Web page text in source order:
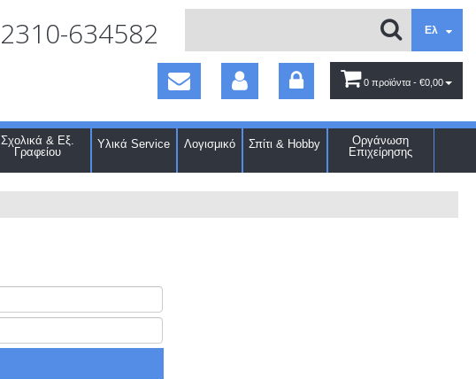
Ελ
2310-634582
0 προϊόντα - €0,00
Σχολικά & Εξ.
Γραφείου
Υλικά Service Λογισμικό Σπίτι & Hobby
Οργάνωση
Επιχείρησης